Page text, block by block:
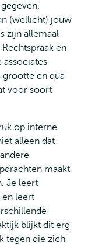
(wellicht) jouw
zijn allemaal
en
associates
grootte en qua
voor soort
op interne
alleen dat
maakt
Je leert
en leert
blijkt dit erg
tegen die zich